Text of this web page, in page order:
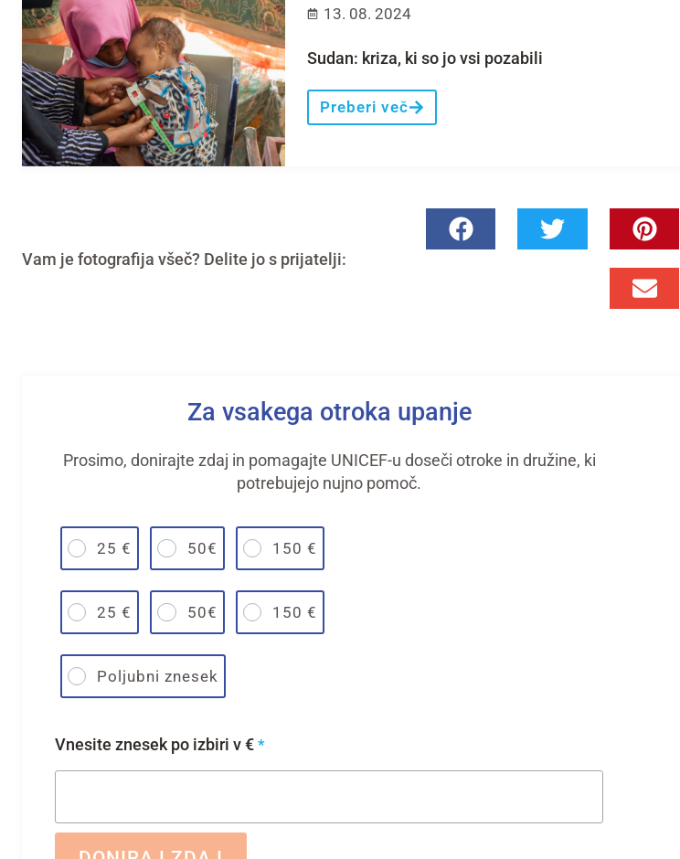
13. 08. 2024
Sudan: kriza, ki so jo vsi pozabili
Preberi več
Vam je fotografija všeč? Delite jo s prijatelji:
Za vsakega otroka upanje
Prosimo, donirajte zdaj in pomagajte UNICEF-u doseči otroke in družine, ki
potrebujejo nujno pomoč.
25 € 50€ 150 €
25 € 50€ 150 €
Poljubni znesek
Vnesite znesek po izbiri v € *